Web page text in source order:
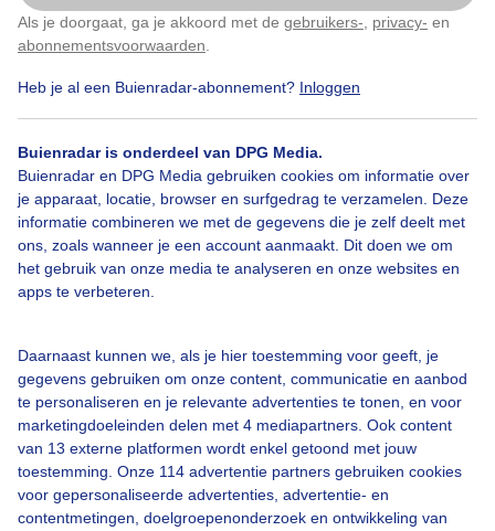
Als je doorgaat, ga je akkoord met de gebruikers- privacy- en
abonnementsvoorwaarden
Heb je al een Buienradar-abonnement? Inloggen
Buienradar is onderdeel van DPG Media.
Buienradar en DPG Media gebruiken cookies om informatie over
je apparaat, locatie, browser en surfgedrag te verzamelen. Deze
informatie combineren we met de gegevens die je zelf deelt met
ons, zoals wanneer je een account aanmaakt. Dit doen we om
het gebruik van onze media te analyseren en onze websites en
apps te verbeteren.
Daarnaast kunnen we, als je hier toestemming voor geeft, je
gegevens gebruiken om onze content, communicatie en aanbod
te personaliseren en je relevante advertenties te tonen, en voor
marketingdoeleinden delen met 4 mediapartners. Ook content
van 13 externe platformen wordt enkel getoond met jouw
toestemming. Onze 114 advertentie partners gebruiken cookies
voor gepersonaliseerde advertenties, advertentie- en
contentmetingen, doelgroepenonderzoek en ontwikkeling van
Lente Wolken Zonsopkomst
Bekijk slideshow
Over Buienradar
Klik hierom dit aan te passen